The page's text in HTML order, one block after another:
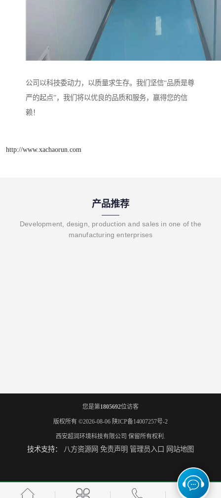
公司以科技委动力，以质量求生存。我们坚信“品质是尊
严的起点”，我们将以优良的品质和服务，赢得您的信
赖！
http://www.xachaorun.com
产品推荐
Development, design, production and sales in one of the
manufacturing enterprises
您是第1805692位访客
版权所有 ©2026-08-06 陕ICP备14007257号-2
西安超润环境科技有限公司 保留所有权利.
技术支持： 八方资源网 免责声明 管理员入口 网站地图